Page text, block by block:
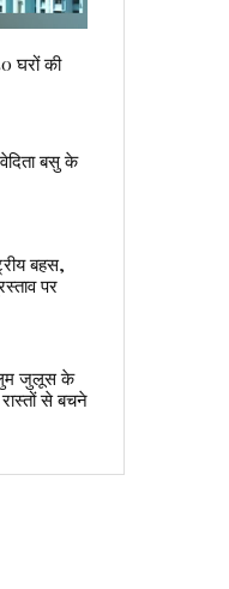
घरों की
बसु के
बहस,
पर
जुलूस के
से बचने